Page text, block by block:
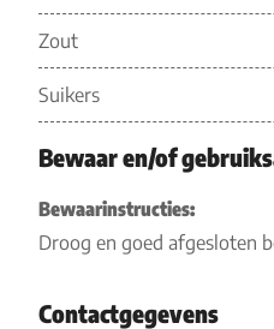
Zout
Suikers
Bewaar en/of
Bewaarinstructies:
Droog en goed afgesloten
Contactgegevens